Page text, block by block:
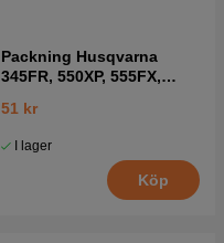
Packning Husqvarna
345FR, 550XP, 555FX,
51 kr
I lager
Köp